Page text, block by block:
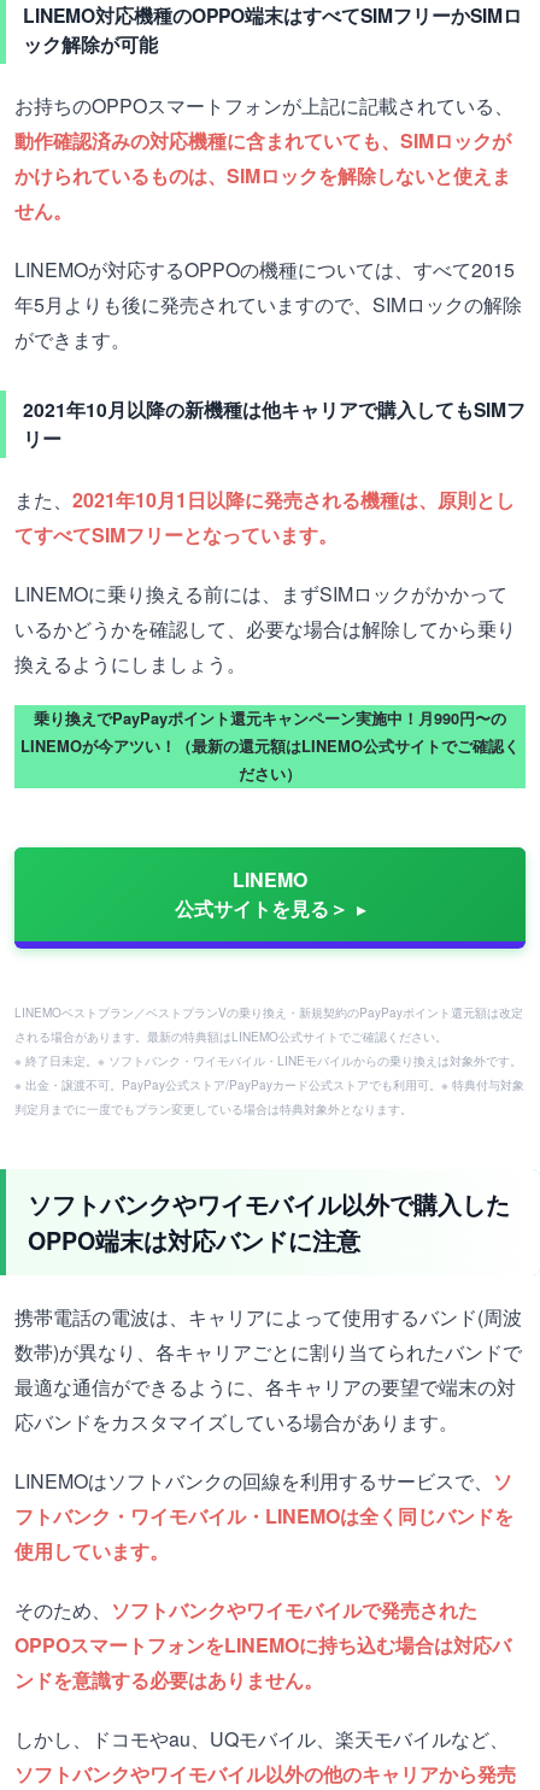
LINEMO対応機種のOPPO端末はすべてSIMフリーかSIMロ
ック解除が可能
お持ちのOPPOスマートフォンが上記に記載されている、
動作確認済みの対応機種に含まれていても、SIMロックが
かけられているものは、SIMロックを解除しないと使えま
せん。
LINEMOが対応するOPPOの機種については、すべて2015
年5月よりも後に発売されていますので、SIMロックの解除
ができます。
2021年10月以降の新機種は他キャリアで購入してもSIMフ
リー
また、 2021年10月1日以降に発売される機種は、原則とし
てすべてSIMフリーとなっています。
LINEMOに乗り換える前には、まずSIMロックがかかって
いるかどうかを確認して、必要な場合は解除してから乗り
換えるようにしましょう。
乗り換えでPayPayポイント還元キャンペーン実施中！月990円〜の
LINEMOが今アツい！（最新の還元額はLINEMO公式サイトでご確認く
ださい）
LINEMO
公式サイトを見る＞
LINEMOベストプラン／ベストプランVの乗り換え・新規契約のPayPayポイント還元額は改定
される場合があります。最新の特典額はLINEMO公式サイトでご確認ください。
※ 終了日未定。※ ソフトバンク・ワイモバイル・LINEモバイルからの乗り換えは対象外です。
※ 出金・譲渡不可。PayPay公式ストア/PayPayカード公式ストアでも利用可。※ 特典付与対象
判定月までに一度でもプラン変更している場合は特典対象外となります。
ソフトバンクやワイモバイル以外で購入した
OPPO端末は対応バンドに注意
携帯電話の電波は、キャリアによって使用するバンド(周波
数帯)が異なり、各キャリアごとに割り当てられたバンドで
最適な通信ができるように、各キャリアの要望で端末の対
応バンドをカスタマイズしている場合があります。
LINEMOはソフトバンクの回線を利用するサービスで、 ソ
フトバンク・ワイモバイル・LINEMOは全く同じバンドを
使用しています。
そのため、 ソフトバンクやワイモバイルで発売された
OPPOスマートフォンをLINEMOに持ち込む場合は対応バ
ンドを意識する必要はありません。
しかし、ドコモやau、UQモバイル、楽天モバイルなど、
ソフトバンクやワイモバイル以外の他のキャリアから発売